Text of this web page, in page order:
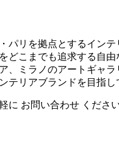
パリを拠点とするイン
どこまでも追求する自
、ミラノのアートギャ
テリアブランドを目指し
に お問い合わせ ください